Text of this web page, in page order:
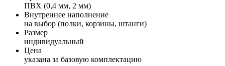
ПВХ (0,4 мм, 2 мм)
Внутреннее наполнение
на выбор (полки, корзины, штанги)
Размер
индивидуальный
Цена
указана за базовую комплектацию